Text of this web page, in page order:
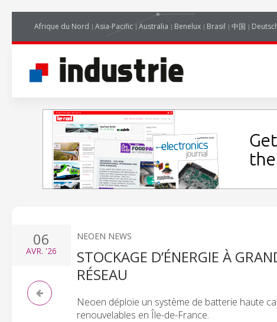
Afrique du Nord Asia-Pacific Australia Benelux Brasil 中国
06
AVR. '26
NEOEN NEWS
STOCKAGE D’ÉNERGIE À
RÉSEAU
Neoen déploie un système de batterie haute
renouvelables en Île-de-France.